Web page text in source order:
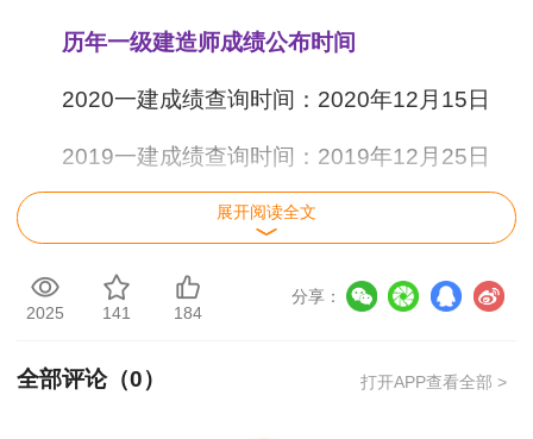
历年一级建造师成绩公布时间
2020一建成绩查询时间：2020年12月15日
2019一建成绩查询时间：2019年12月25日
2018一建成绩查询时间：2019年1月3日
焦急等待，怕错过一级建造师成绩查询时间，
建设工程教育网一建成绩查询预约通道已开启，快
一级建造师考试成绩查询流程
展开阅读全文
2025 141 184
分享：
全部评论（0） 打开APP查看全部 >